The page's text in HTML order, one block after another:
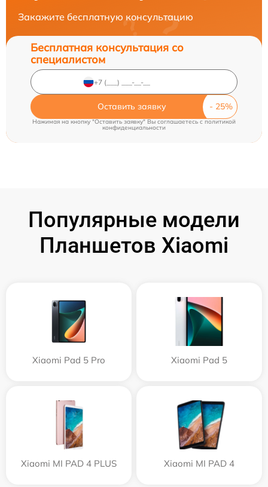
Закажите бесплатную консультацию
Бесплатная консультация со
специалистом
Оставить заявку
Нажимая на кнопку "Оставить заявку" Вы соглашаетесь cполитикой
конфиденциальности
Популярные модели
Планшетов Xiaomi
Xiaomi Pad 5 Pro Xiaomi Pad 5
Xiaomi MI PAD 4 PLUS Xiaomi MI PAD 4